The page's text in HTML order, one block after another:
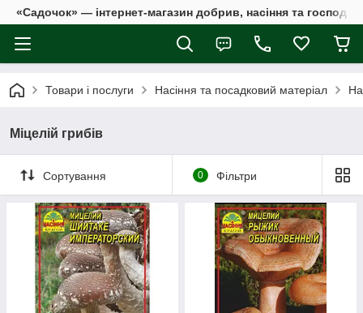
«Садочок» — інтернет-магазин добрив, насіння та
Товари і послуги Насіння та посадковий матеріал
Міцелій грибів
Сортування 0 Фільтри